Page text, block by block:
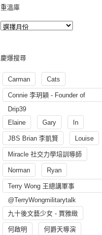
重溫庫
慶爆搜尋
Carman Cats
Connie 李玥穎 - Founder of
Drip39
Elaine
Gary In
JBS Brian 李凱賢 Louise
Miracle 社交力學培訓導師
Norman Ryan
Terry Wong 王總講軍事
@TerryWongmilitarytalk
九十後文藝少女 - 賈雅緻
何啟明 何爵天導演